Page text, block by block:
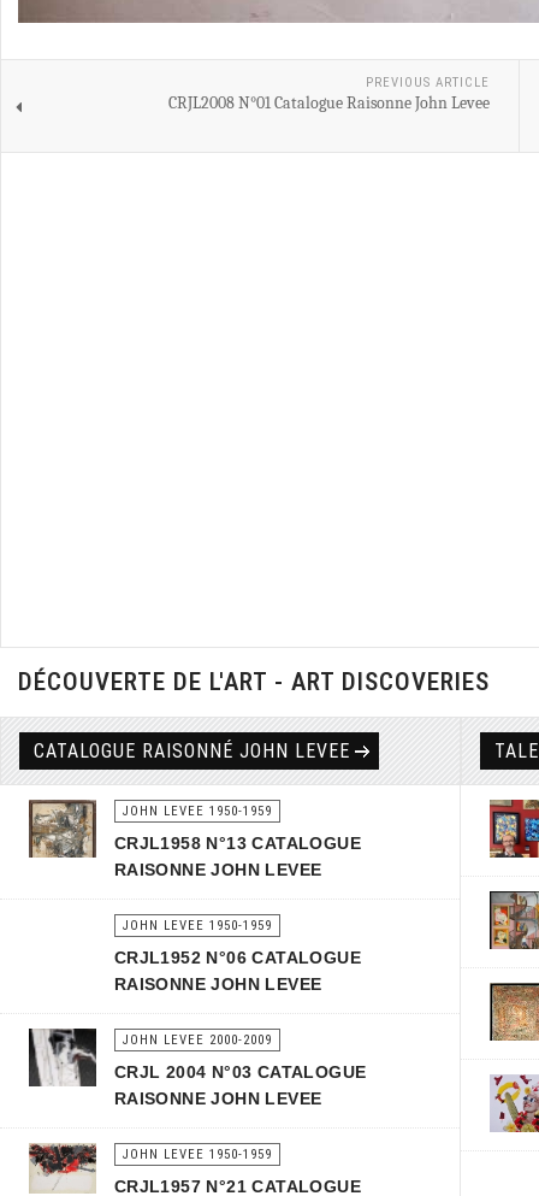
PREVIOUS ARTICLE
CRJL2008 N°01 Catalogue Raisonne John Levee
DÉCOUVERTE DE L'ART - ART DISCOVERIES
CATALOGUE RAISONNÉ JOHN LEVEE
JOHN LEVEE 1950-1959
CRJL1958 N°13 CATALOGUE
RAISONNE JOHN LEVEE
JOHN LEVEE 1950-1959
CRJL1952 N°06 CATALOGUE
RAISONNE JOHN LEVEE
JOHN LEVEE 2000-2009
CRJL 2004 N°03 CATALOGUE
RAISONNE JOHN LEVEE
JOHN LEVEE 1950-1959
CRJL1957 N°21 CATALOGUE